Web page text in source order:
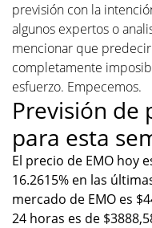
previsión con la
algunos expertos o
mencionar que
completamente
esfuerzo. Empecemos.
Previsión de
para esta
El precio de EMO hoy
16.2615% en las
mercado de EMO es
24 horas es de